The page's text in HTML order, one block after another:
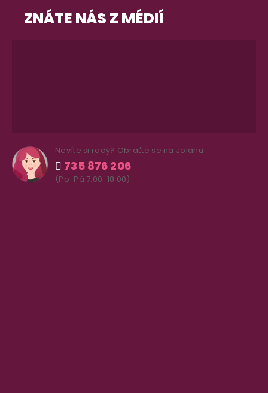
ZNÁTE NÁS Z MÉDIÍ
Nevíte si rady? Obraťte se na Jolanu
735 876 206
(Po-Pá 7.00-18.00)